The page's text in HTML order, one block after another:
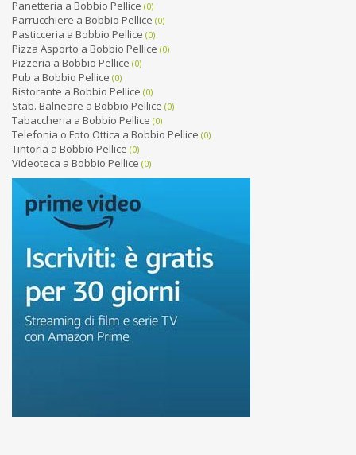
Panetteria a Bobbio Pellice (0)
Parrucchiere a Bobbio Pellice (0)
Pasticceria a Bobbio Pellice (0)
Pizza Asporto a Bobbio Pellice (0)
Pizzeria a Bobbio Pellice (0)
Pub a Bobbio Pellice (0)
Ristorante a Bobbio Pellice (0)
Stab. Balneare a Bobbio Pellice (0)
Tabaccheria a Bobbio Pellice (0)
Telefonia o Foto Ottica a Bobbio Pellice (0)
Tintoria a Bobbio Pellice (0)
Videoteca a Bobbio Pellice (0)